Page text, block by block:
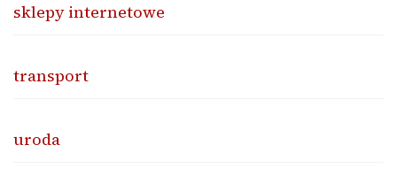
sklepy internetowe
transport
uroda